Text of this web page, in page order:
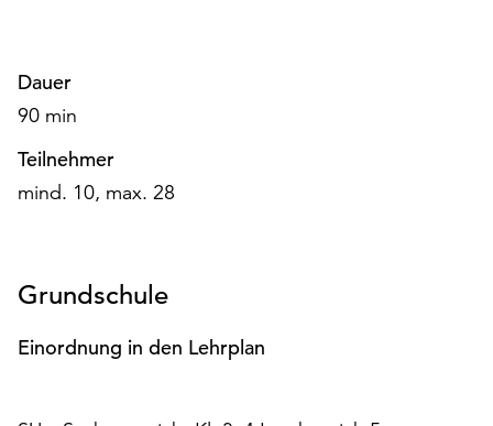
ohne
Ihr
weiterhin
ausgeführt.
die
verwendeten
anpassen,
Dauer
90 min
Teilnehmer
mind. 10, max. 28
Grundschule
Einordnung in den Lehrplan